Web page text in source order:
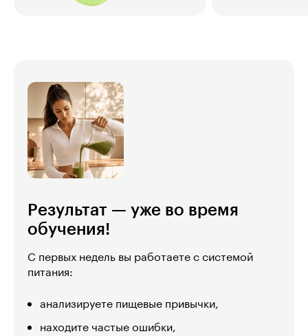
Результат — уже во время
обучения!
С первых недель вы работаете с системой
питания:
анализируете пищевые привычки,
находите частые ошибки,